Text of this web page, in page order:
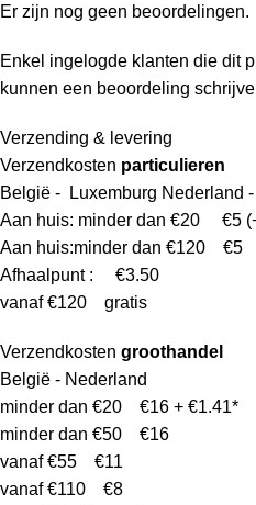
Er zijn nog geen beoordelingen.
Enkel ingelogde klanten die dit
kunnen een beoordeling
Verzending & levering
Verzendkosten particulieren
België - Luxemburg Nederland
Aan huis: minder dan €20 €5
Aan huis:minder dan €120 €5
Afhaalpunt : €3.50
vanaf €120 gratis
Verzendkosten groothandel
België - Nederland
minder dan €20 €16 + €1.41*
minder dan €50 €16
vanaf €55 €11
vanaf €110 €8